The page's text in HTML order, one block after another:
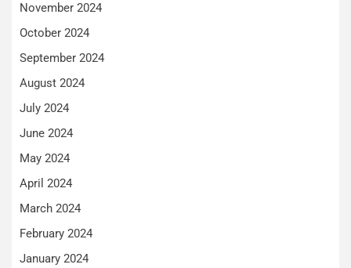
November 2024
October 2024
September 2024
August 2024
July 2024
June 2024
May 2024
April 2024
March 2024
February 2024
January 2024